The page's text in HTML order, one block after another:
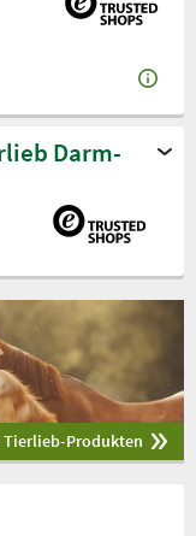
Darm-
Tierlieb-Produkten